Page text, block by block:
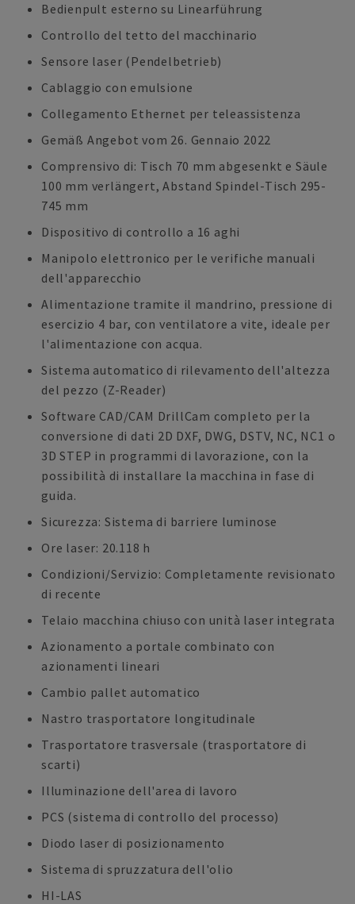
Bedienpult esterno su Linearführung
Controllo del tetto del macchinario
Sensore laser (Pendelbetrieb)
Cablaggio con emulsione
Collegamento Ethernet per teleassistenza
Gemäß Angebot vom 26. Gennaio 2022
Comprensivo di: Tisch 70 mm abgesenkt e Säule
100 mm verlängert, Abstand Spindel-Tisch 295-
745 mm
Dispositivo di controllo a 16 aghi
Manipolo elettronico per le verifiche manuali
dell'apparecchio
Alimentazione tramite il mandrino, pressione di
esercizio 4 bar, con ventilatore a vite, ideale per
l'alimentazione con acqua.
Sistema automatico di rilevamento dell'altezza
del pezzo (Z-Reader)
Software CAD/CAM DrillCam completo per la
conversione di dati 2D DXF, DWG, DSTV, NC, NC1 o
3D STEP in programmi di lavorazione, con la
possibilità di installare la macchina in fase di
guida.
Sicurezza: Sistema di barriere luminose
Ore laser: 20.118 h
Condizioni/Servizio: Completamente revisionato
di recente
Telaio macchina chiuso con unità laser integrata
Azionamento a portale combinato con
azionamenti lineari
Cambio pallet automatico
Nastro trasportatore longitudinale
Trasportatore trasversale (trasportatore di
scarti)
Illuminazione dell'area di lavoro
PCS (sistema di controllo del processo)
Diodo laser di posizionamento
Sistema di spruzzatura dell'olio
HI-LAS